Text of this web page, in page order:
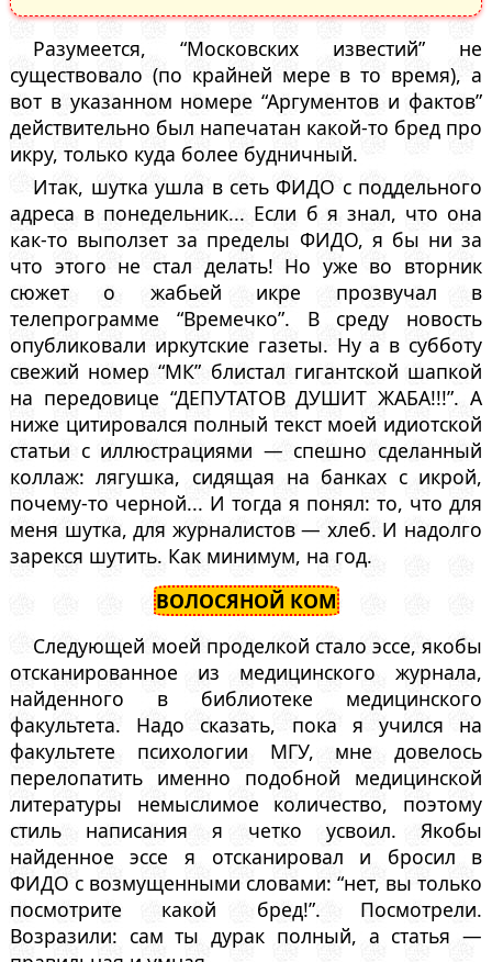
Разумеется, “Московских известий” не
существовало (по крайней мере в то время), а
вот в указанном номере “Аргументов и фактов”
действительно был напечатан какой-то бред про
икру, только куда более будничный.
Итак, шутка ушла в сеть ФИДО с поддельного
адреса в понедельник... Если б я знал, что она
как-то выползет за пределы ФИДО, я бы ни за
что этого не стал делать! Но уже во вторник
сюжет о жабьей икре прозвучал в
телепрограмме “Времечко”. В среду новость
опубликовали иркутские газеты. Ну а в субботу
свежий номер “МК” блистал гигантской шапкой
на передовице “ДЕПУТАТОВ ДУШИТ ЖАБА!!!”. А
ниже цитировался полный текст моей идиотской
статьи с иллюстрациями — спешно сделанный
коллаж: лягушка, сидящая на банках с икрой,
почему-то черной... И тогда я понял: то, что для
меня шутка, для журналистов — хлеб. И надолго
зарекся шутить. Как минимум, на год.
ВОЛОСЯНОЙ КОМ
Следующей моей проделкой стало эссе, якобы
отсканированное из медицинского журнала,
найденного в библиотеке медицинского
факультета. Надо сказать, пока я учился на
факультете психологии МГУ, мне довелось
перелопатить именно подобной медицинской
литературы немыслимое количество, поэтому
стиль написания я четко усвоил. Якобы
найденное эссе я отсканировал и бросил в
ФИДО с возмущенными словами: “нет, вы только
посмотрите какой бред!”. Посмотрели.
Возразили: сам ты дурак полный, а статья —